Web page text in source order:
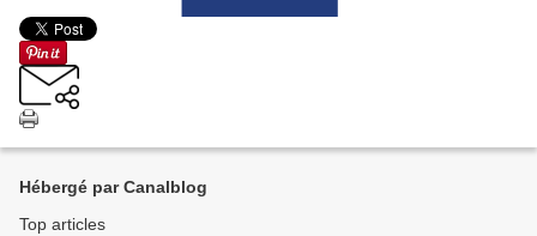
Hébergé par Canalblog
Top articles